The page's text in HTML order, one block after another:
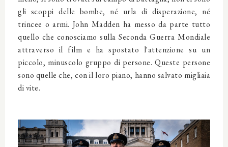
gli scoppi delle bombe, né urla di disperazione, né
trincee o armi. John Madden ha messo da parte tutto
quello che conosciamo sulla Seconda Guerra Mondiale
attraverso il film e ha spostato l'attenzione su un
piccolo, minuscolo gruppo di persone. Queste persone
sono quelle che, con il loro piano, hanno salvato migliaia
di vite.